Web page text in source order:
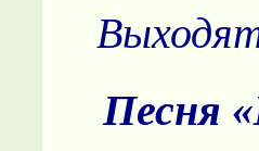
Песня